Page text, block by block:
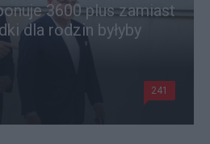
3600 plus zamiast
dla rodzin byłyby
241